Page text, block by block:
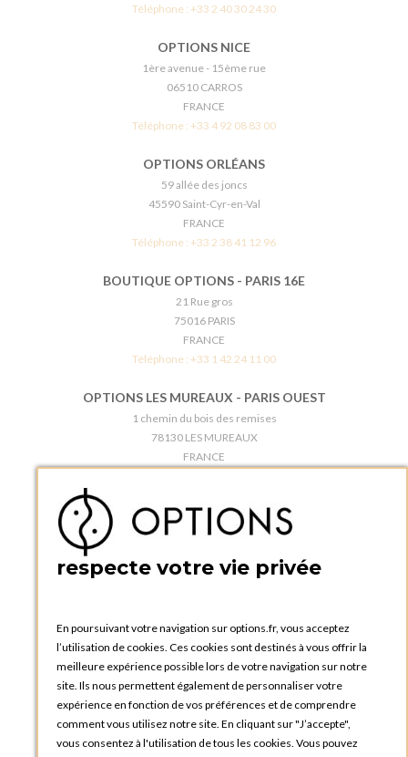
Téléphone : +33 2 40 30 24 30
OPTIONS NICE
1ère avenue - 15ème rue
06510 CARROS
FRANCE
Téléphone : +33 4 92 08 83 00
OPTIONS ORLÉANS
59 allée des joncs
45590 Saint-Cyr-en-Val
FRANCE
Téléphone : +33 2 38 41 12 96
BOUTIQUE OPTIONS - PARIS 16E
21 Rue gros
75016 PARIS
FRANCE
Téléphone : +33 1 42 24 11 00
OPTIONS LES MUREAUX - PARIS OUEST
1 chemin du bois des remises
78130 LES MUREAUX
FRANCE
BOUTIQUE OPTIONS - PARIS 5E
5 quai de la tournelle
FRANCE
OPTIONS ROUEN
Rue du Clos Tellier
76800 Saint-Etienne-du-Rouvray
FRANCE
Téléphone :+33 2 35 08 38 53
OPTIONS TOULOUSE
respecte votre vie privée
En poursuivant votre navigation sur options.fr, vous acceptez
l’utilisation de cookies. Ces cookies sont destinés à vous offrir la
meilleure expérience possible lors de votre navigation sur notre
site. Ils nous permettent également de personnaliser votre
expérience en fonction de vos préférences et de comprendre
comment vous utilisez notre site. En cliquant sur "J’accepte",
vous consentez à l'utilisation de tous les cookies. Vous pouvez